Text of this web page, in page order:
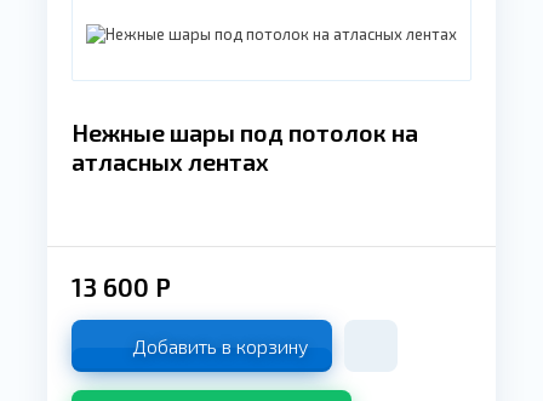
Нежные шары под потолок на
атласных лентах
13 600 Р
Добавить в корзину